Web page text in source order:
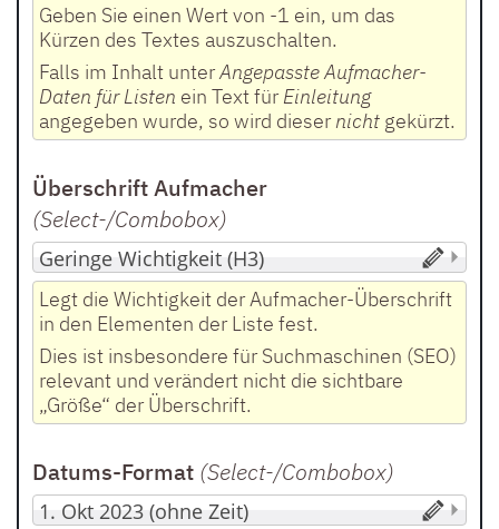
Geben Sie einen Wert von -1 ein, um das
Kürzen des Textes auszuschalten.
Falls im Inhalt unterAngepasste Aufmacher-
Daten für Listen ein Text fürEinleitung
angegeben wurde, so wird diesernicht gekürzt.
Überschrift Aufmacher
(Select-/Combobox)
Legt die Wichtigkeit der Aufmacher-Überschrift
in den Elementen der Liste fest.
Dies ist insbesondere für Suchmaschinen (SEO)
relevant und verändert nicht die sichtbare
„Größe“ der Überschrift.
Datums-Format (Select-/Combobox)